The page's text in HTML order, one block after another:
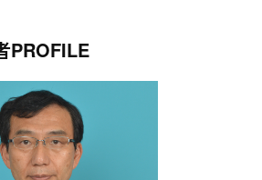
PROFILE